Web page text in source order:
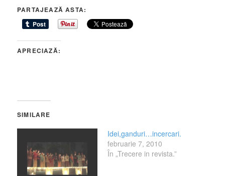
PARTAJEAZĂ ASTA:
APRECIAZĂ:
SIMILARE
Idei,ganduri…incercari.
februarie 7, 2010
În „Trecere in revista.”